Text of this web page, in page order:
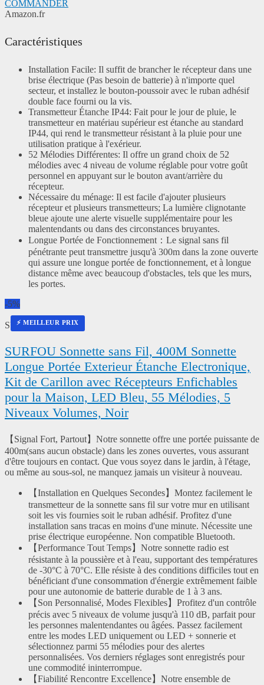
COMMANDER
Amazon.fr
Caractéristiques
Installation Facile: Il suffit de brancher le récepteur dans une
brise électrique (Pas besoin de batterie) à n'importe quel
secteur, et installez le bouton-poussoir avec le ruban adhésif
double face fourni ou la vis.
Transmetteur Étanche IP44: Fait pour le jour de pluie, le
transmetteur en matériau supérieur est étanche au standard
IP44, qui rend le transmetteur résistant à la pluie pour une
utilisation pratique à l'exérieur.
52 Mélodies Différentes: Il offre un grand choix de 52
mélodies avec 4 niveau de volume réglable pour votre goût
personnel en appuyant sur le bouton avant/arrière du
récepteur.
Nécessaire du ménage: Il est facile d'ajouter plusieurs
récepteur et plusieurs transmetteurs; La lumière clignotante
bleue ajoute une alerte visuelle supplémentaire pour les
malentendants ou dans des circonstances bruyantes.
Longue Portée de Fonctionnement：Le signal sans fil
pénétrante peut transmettre jusqu'à 300m dans la zone ouverte
qui assure une longue portée de fonctionnement, et à longue
distance même avec beaucoup d'obstacles, tels que les murs,
les portes.
-5%
⚡ MEILLEUR PRIX
SURFOU
SURFOU Sonnette sans Fil, 400M Sonnette
Longue Portée Exterieur Étanche Electronique,
Kit de Carillon avec Récepteurs Enfichables
pour la Maison, LED Bleu, 55 Mélodies, 5
Niveaux Volumes, Noir
【Signal Fort, Partout】Notre sonnette offre une portée puissante de
400m(sans aucun obstacle) dans les zones ouvertes, vous assurant
d'être toujours en contact. Que vous soyez dans le jardin, à l'étage,
ou même au sous-sol, ne manquez jamais un visiteur à nouveau.
【Installation en Quelques Secondes】Montez facilement le
transmetteur de la sonnette sans fil sur votre mur en utilisant
soit les vis fournies soit le ruban adhésif. Profitez d'une
installation sans tracas en moins d'une minute. Nécessite une
prise électrique européenne. Non compatible Bluetooth.
【Performance Tout Temps】Notre sonnette radio est
résistante à la poussière et à l'eau, supportant des températures
de -30°C à 70°C. Elle résiste à des conditions difficiles tout en
bénéficiant d'une consommation d'énergie extrêmement faible
pour une autonomie de batterie durable de 1 à 3 ans.
【Son Personnalisé, Modes Flexibles】Profitez d'un contrôle
précis avec 5 niveaux de volume jusqu'à 110 dB, parfait pour
les personnes malentendantes ou âgées. Passez facilement
entre les modes LED uniquement ou LED + sonnerie et
sélectionnez parmi 55 mélodies pour des alertes
personnalisées. Vos derniers réglages sont enregistrés pour
une commodité ininterrompue.
【Fiabilité Rencontre Excellence】Notre ensemble de